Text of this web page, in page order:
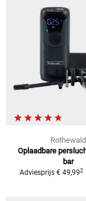
Rothewald
Oplaadbare
bar
Adviesprijs € 49,992